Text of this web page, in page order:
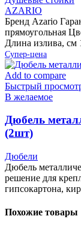
AZARIO
Бренд Azario
прямоугольная
Длина излива, см
Супер-цена
Add to compare
Быстрый
В желаемое
Дюбель
(2шт)
Дюбели
Дюбель
решение для
гипсокартона,
Похожие товары